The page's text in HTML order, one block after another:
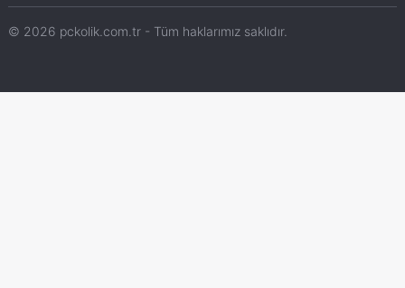
© 2026 pckolik.com.tr - Tüm haklarımız saklıdır.